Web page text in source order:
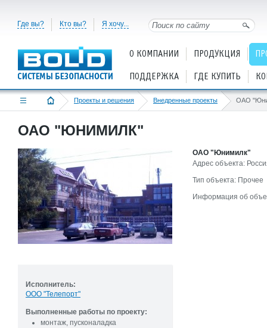
Где вы? Кто вы? Я хочу...
О КОМПАНИИ ПРОДУКЦИЯ
ПОДДЕРЖКА ГДЕ КУПИТЬ
Проекты и решения Внедренные проекты ОАО
ОАО "ЮНИМИЛК"
Исполнитель:
ООО "Телепорт"
Выполненные работы по проекту:
монтаж, пусконаладка
ОАО "Юнимилк"
Адрес объекта:
Тип объекта: Прочее
Информация об